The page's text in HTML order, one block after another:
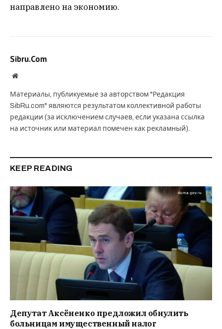
направлено на экономию.
Sibru.Com
Website
Материалы, публикуемые за авторством "Редакция
SibRu.com" являются результатом коллективной работы
редакции (за исключением случаев, если указана ссылка
на источник или материал помечен как рекламный).
KEEP READING
Депутат Аксёненко предложил обнулить
больницам имущественный налог